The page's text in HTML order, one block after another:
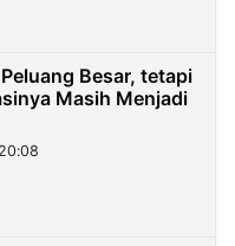
Besar, tetapi
Masih Menjadi